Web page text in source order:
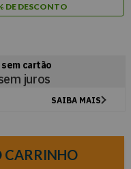
DE DESCONTO
CARRINHO